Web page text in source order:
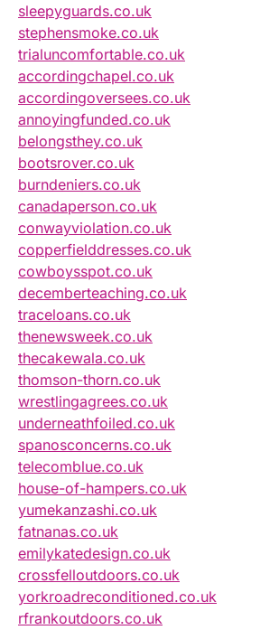
sleepyguards.co.uk
stephensmoke.co.uk
trialuncomfortable.co.uk
accordingchapel.co.uk
accordingoversees.co.uk
annoyingfunded.co.uk
belongsthey.co.uk
bootsrover.co.uk
burndeniers.co.uk
canadaperson.co.uk
conwayviolation.co.uk
copperfielddresses.co.uk
cowboysspot.co.uk
decemberteaching.co.uk
traceloans.co.uk
thenewsweek.co.uk
thecakewala.co.uk
thomson-thorn.co.uk
wrestlingagrees.co.uk
underneathfoiled.co.uk
spanosconcerns.co.uk
telecomblue.co.uk
house-of-hampers.co.uk
yumekanzashi.co.uk
fatnanas.co.uk
emilykatedesign.co.uk
crossfelloutdoors.co.uk
yorkroadreconditioned.co.uk
rfrankoutdoors.co.uk